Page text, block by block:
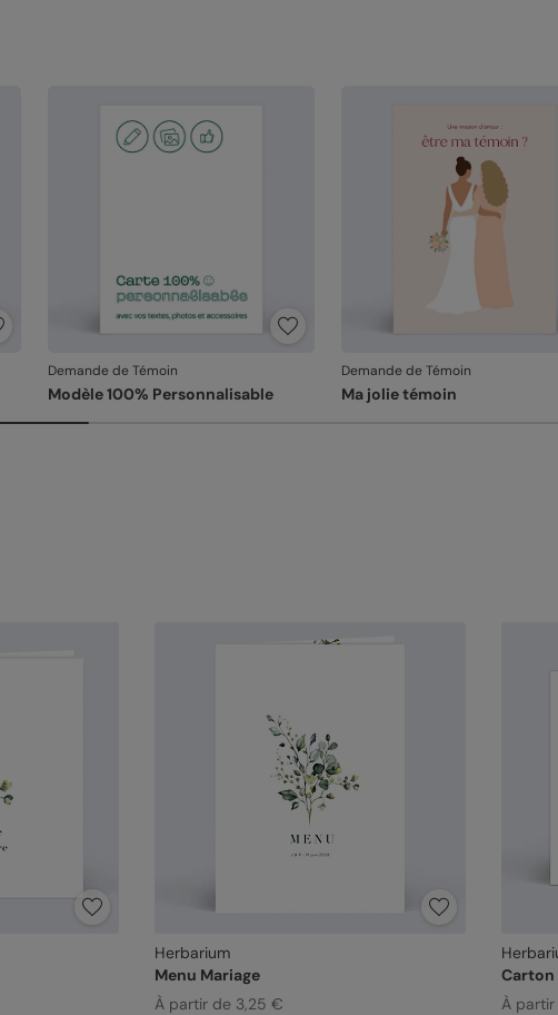
Demande de Témoin
Modèle 100% Personnalisable
Demande de Témoin
Ma jolie témoin
Herbarium
Menu Mariage
À partir de 3,25 €
Carton
À